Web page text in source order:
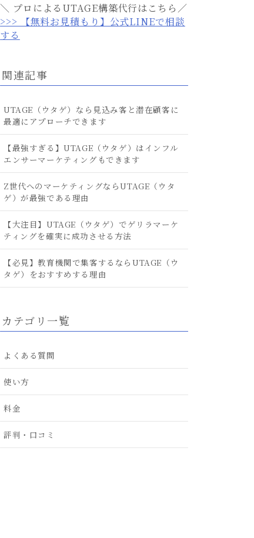
＼ プロによるUTAGE構築代行はこちら／
>>> 【無料お見積もり】公式LINEで相談
する
関連記事
UTAGE（ウタゲ）なら見込み客と潜在顧客に
最適にアプローチできます
【最強すぎる】UTAGE（ウタゲ）はインフル
エンサーマーケティングもできます
Z世代へのマーケティングならUTAGE（ウタ
ゲ）が最強である理由
【大注目】UTAGE（ウタゲ）でゲリラマーケ
ティングを確実に成功させる方法
【必見】教育機関で集客するならUTAGE（ウ
タゲ）をおすすめする理由
カテゴリ一覧
よくある質問
使い方
料金
評判・口コミ